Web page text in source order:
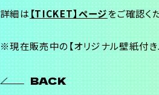
詳細は【TICKET】ページをご確認く
※現在販売中の【オリジナル壁紙付き
BACK